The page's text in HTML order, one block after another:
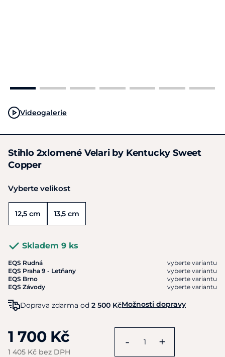
Videogalerie
Stihlo 2xlomené Velari by Kentucky Sweet
Copper
Vyberte velikost
12,5 cm 13,5 cm
Skladem 9 ks
EQS Rudná
vyberte variantu
EQS Praha 9 - Letňany
vyberte variantu
EQS Brno
vyberte variantu
EQS Závody
vyberte variantu
Doprava zdarma od 2 500 KčMožnosti dopravy
1 700 Kč
1 405 Kč bez DPH
- +